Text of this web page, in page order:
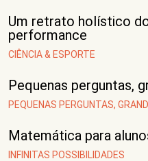
Um retrato holístico
performance
CIÊNCIA & ESPORTE
Pequenas perguntas,
PEQUENAS PERGUNTAS,
Matemática para
INFINITAS POSSIBILIDADES